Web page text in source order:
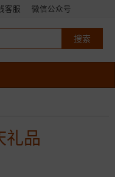
客服 微信公众号
礼品